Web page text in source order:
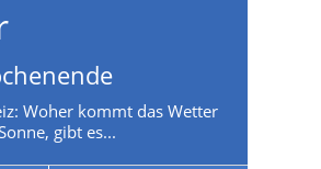
Woher kommt das Wetter
gibt es...